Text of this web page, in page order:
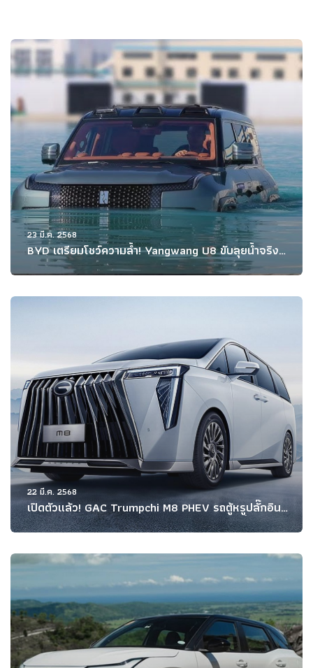
23 มี.ค. 2568
BYD เตรียมโชว์ความล้ำ! Yangwang U8 ขับลุยน้ำจริง
ครั้งแรกในไทยที่ Motor Show 2025
22 มี.ค. 2568
เปิดตัวแล้ว! GAC Trumpchi M8 PHEV รถตู้หรูปลั๊กอิน
ไฮบริด วิ่งไกล 1,032 กม. พร้อมเทคโนโลยีสุดล้ำ